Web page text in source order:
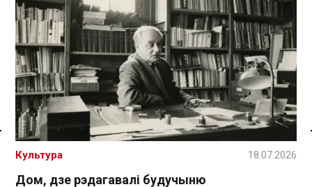
Спасылка без VPN
Дом, дзе рэдагавалі будучыню
Культура 18.07.2026